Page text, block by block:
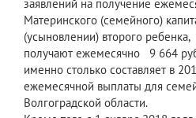
заявлений на получение
Материнского (семейного)
(усыновлении) второго
получают ежемесячно 9 664
именно столько составляет в
ежемесячной выплаты для
Волгоградской области.